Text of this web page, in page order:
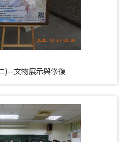
)--文物展示與修復